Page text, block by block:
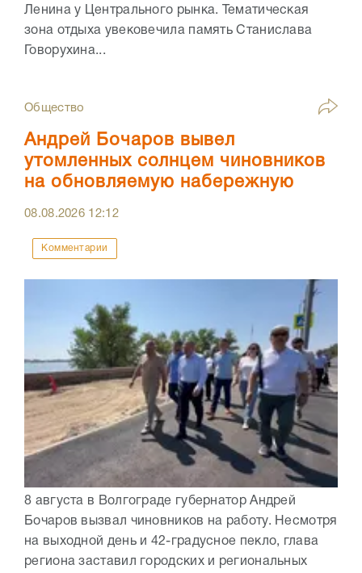
Ленина у Центрального рынка. Тематическая
зона отдыха увековечила память Станислава
Говорухина...
Общество
Андрей Бочаров вывел
утомленных солнцем чиновников
на обновляемую набережную
08.08.2026 12:12
Комментарии
8 августа в Волгограде губернатор Андрей
Бочаров вызвал чиновников на работу. Несмотря
на выходной день и 42-градусное пекло, глава
региона заставил городских и региональных